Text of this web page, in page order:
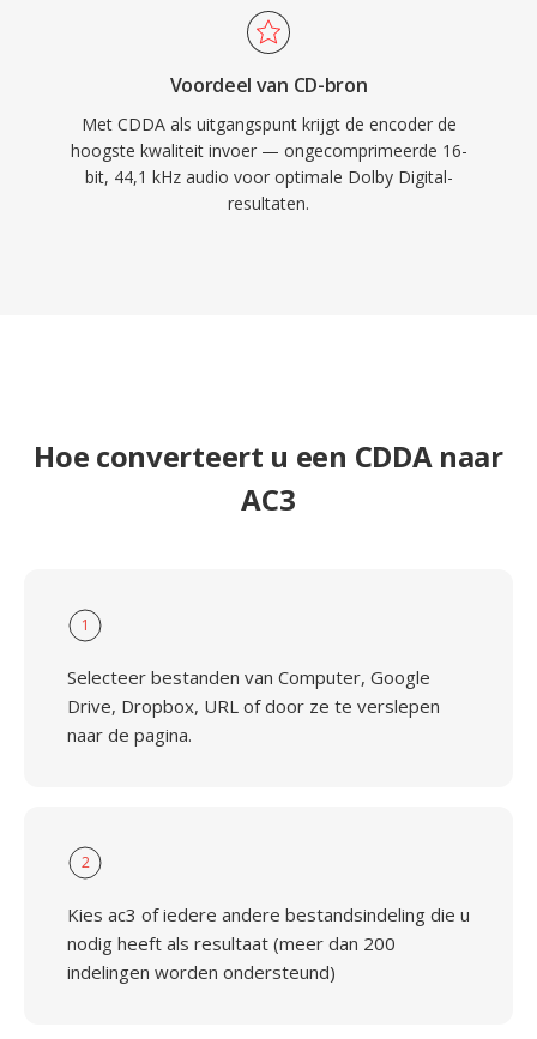
Voordeel van CD-bron
Met CDDA als uitgangspunt krijgt de encoder de
hoogste kwaliteit invoer — ongecomprimeerde 16-
bit, 44,1 kHz audio voor optimale Dolby Digital-
resultaten.
Hoe converteert u een CDDA naar
AC3
1
Selecteer bestanden van Computer, Google
Drive, Dropbox, URL of door ze te verslepen
naar de pagina.
2
Kies ac3 of iedere andere bestandsindeling die u
nodig heeft als resultaat (meer dan 200
indelingen worden ondersteund)